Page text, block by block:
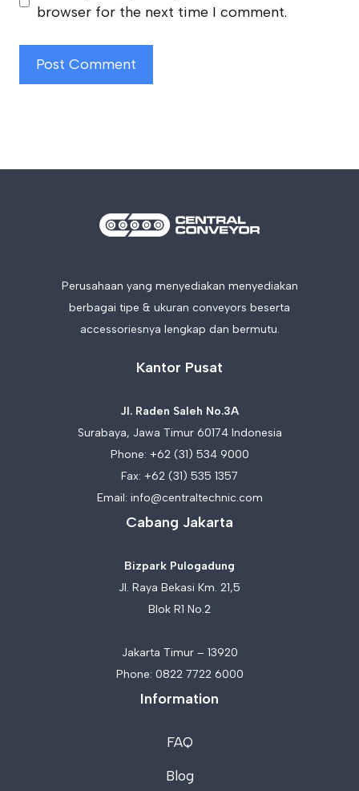
browser for the next time I comment.
Perusahaan yang menyediakan menyediakan
berbagai tipe & ukuran conveyors beserta
accessoriesnya lengkap dan bermutu.
Kantor Pusat
Jl. Raden Saleh No.3A
Surabaya, Jawa Timur 60174 Indonesia
Phone: +62 (31) 534 9000
Fax: +62 (31) 535 1357
Email: info@centraltechnic.com
Cabang Jakarta
Bizpark Pulogadung
Jl. Raya Bekasi Km. 21,5
Blok R1 No.2
Jakarta Timur – 13920
Phone: 0822 7722 6000
Information
FAQ
Blog